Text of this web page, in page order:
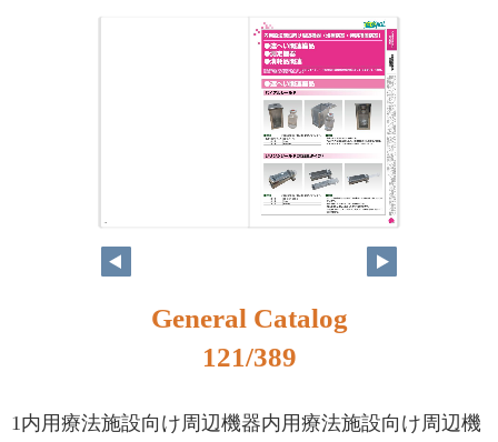
105
104
General Catalog
121/389
1内用療法施設向け周辺機器内用療法施設向け周辺機